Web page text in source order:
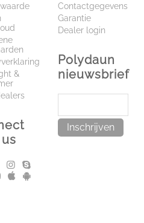
&
Contactgegevens
Garantie
Dealer login
Polydaun
nieuwsbrief
Inschrijven